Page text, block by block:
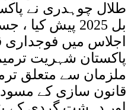
طلال چوہدری نے
بل 2025 پیش کیا ، جسے کر لیا گیا۔
اجلاس میں فوجداری
پاکستان شہریت
ملزمان سے متعلق
قانون سازی کے